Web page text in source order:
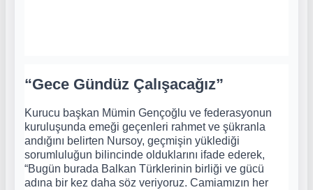
“Gece Gündüz Çalışacağız”
Kurucu başkan Mümin Gençoğlu ve federasyonun
kuruluşunda emeği geçenleri rahmet ve şükranla
andığını belirten Nursoy, geçmişin yüklediği
sorumluluğun bilincinde olduklarını ifade ederek,
“Bugün burada Balkan Türklerinin birliği ve gücü
adına bir kez daha söz veriyoruz. Camiamızın her